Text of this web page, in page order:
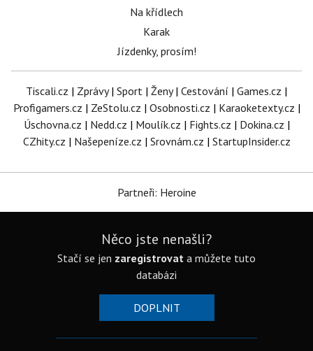
Na křídlech
Karak
Jízdenky, prosím!
Tiscali.cz | Zprávy| Sport | Ženy| Cestování | Games.cz |
Profigamers.cz | ZeStolu.cz | Osobnosti.cz | Karaoketexty.cz |
Úschovna.cz | Nedd.cz | Moulík.cz | Fights.cz | Dokina.cz |
CZhity.cz | Našepeníze.cz | Srovnám.cz | StartupInsider.cz
Partneři: Heroine
Něco jste nenašli?
Stačí se jen zaregistrovat a můžete tuto
databázi
DOPLNIT